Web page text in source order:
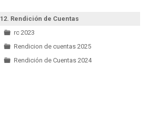
12. Rendición de Cuentas
rc 2023
Rendicion de cuentas 2025
Rendición de Cuentas 2024